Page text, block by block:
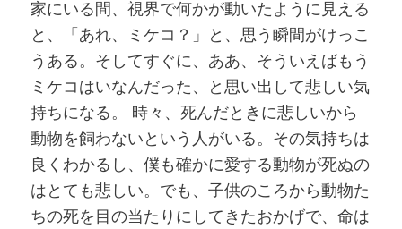
家にいる間、視界で何かが動いたように見える
と、「あれ、ミケコ？」と、思う瞬間がけっこ
うある。そしてすぐに、ああ、そういえばもう
ミケコはいなんだった、と思い出して悲しい気
持ちになる。 時々、死んだときに悲しいから
動物を飼わないという人がいる。その気持ちは
良くわかるし、僕も確かに愛する動物が死ぬの
はとても悲しい。でも、子供のころから動物た
ちの死を目の当たりにしてきたおかげで、命は